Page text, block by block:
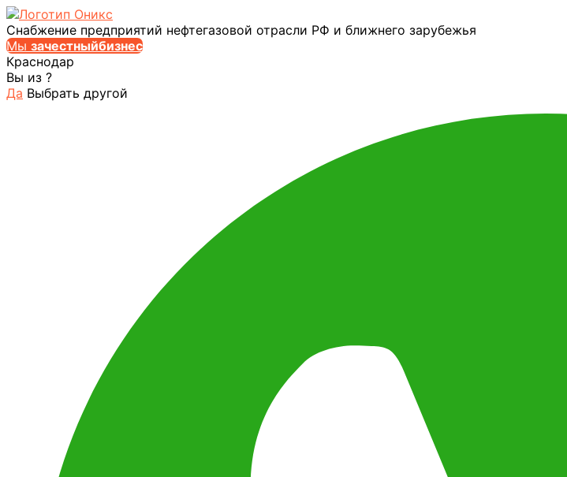
Снабжение предприятий нефтегазовой отрасли РФ и ближнего зарубежья
Мы зачестныйбизнес
Краснодар
Вы из ?
Да Выбрать другой